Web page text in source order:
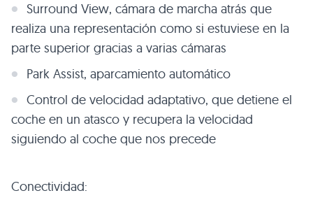
Surround View, cámara de marcha atrás que
realiza una representación como si estuviese en la
parte superior gracias a varias cámaras
Park Assist, aparcamiento automático
Control de velocidad adaptativo, que detiene el
coche en un atasco y recupera la velocidad
siguiendo al coche que nos precede
Conectividad: